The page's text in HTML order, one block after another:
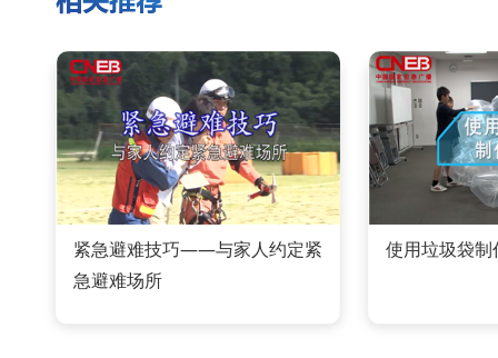
紧急避难技巧——与家人约定紧
急避难场所
使用垃圾袋制